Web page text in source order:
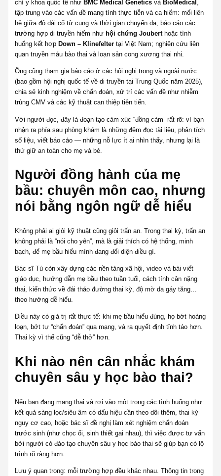
chí y khoa quốc tế như BMC Medical Genetics và BioMedical ,
tập trung vào các vấn đề mang tính thực tiễn và ca hiếm: mối liên
hệ giữa độ dài cổ tử cung và thời gian chuyển dạ; báo cáo các
trường hợp di truyền hiếm như hội chứng Jouberthoặc tình
huống kết hợp Down – Klinefelter tại Việt Nam; nghiên cứu liên
quan truyền máu bào thai và loạn sản cong xương thai nhi.
Ông cũng tham gia báo cáo ở các hội nghị trong và ngoài nước
(bao gồm hội nghị quốc tế về di truyền tại Trung Quốc năm 2025),
chia sẻ kinh nghiệm về chẩn đoán, xử trí các vấn đề như nhiễm
trùng CMV và các kỹ thuật can thiệp tiên tiến.
Với người đọc, đây là đoạn tạo cảm xúc “đồng cảm” rất rõ: vì bạn
nhận ra phía sau phòng khám là những đêm đọc tài liệu, phân tích
số liệu, viết báo cáo — những nỗ lực ít ai nhìn thấy, nhưng lại là
thứ giữ an toàn cho mẹ và bé.
Người đồng hành của mẹ
bầu: chuyên môn cao, nhưng
nói bằng ngôn ngữ dễ hiểu
Không phải ai giỏi kỹ thuật cũng giỏi trấn an. Trong thai kỳ, trấn an
không phải là “nói cho yên”, mà là giải thích có hệ thống, minh
bạch, để mẹ bầu hiểu mình đang đối diện điều gì.
Bác sĩ Tú còn xây dựng các nền tảng xã hội, video và bài viết
giáo dục, hướng dẫn mẹ bầu theo tuần tuổi, cách tính cân nặng
thai, kiến thức về đái tháo đường thai kỳ, độ mờ da gáy tăng…
theo hướng dễ hiểu.
Điều này có giá trị rất thực tế: khi mẹ bầu hiểu đúng, họ bớt hoảng
loạn, bớt tự “chẩn đoán” qua mạng, và ra quyết định tỉnh táo hơn.
Thai kỳ vì thế cũng “dễ thở” hơn.
Khi nào nên cân nhắc khám
chuyên sâu y học bào thai?
Nếu bạn đang mang thai và rơi vào một trong các tình huống như:
kết quả sàng lọc/siêu âm có dấu hiệu cần theo dõi thêm, thai kỳ
nguy cơ cao, hoặc bác sĩ đề nghị làm xét nghiệm chẩn đoán
trước sinh (như chọc ối, sinh thiết gai nhau), thì việc được tư vấn
bởi người có đào tạo chuyên sâu y học bào thai sẽ giúp bạn có lộ
trình rõ ràng hơn.
Lưu ý quan trọng: mỗi trường hợp đều khác nhau. Thông tin trong